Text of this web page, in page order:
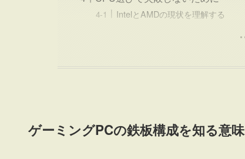
IntelとAMDの現状を理解する
ゲーミングPCの鉄板構成を知る意味